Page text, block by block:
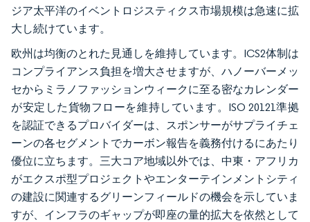
ジア太平洋のイベントロジスティクス市場規模は急速に拡
大し続けています。
欧州は均衡のとれた見通しを維持しています。ICS2体制は
コンプライアンス負担を増大させますが、ハノーバーメッ
セからミラノファッションウィークに至る密なカレンダー
が安定した貨物フローを維持しています。ISO 20121準拠
を認証できるプロバイダーは、スポンサーがサプライチェ
ーンの各セグメントでカーボン報告を義務付けるにあたり
優位に立ちます。三大コア地域以外では、中東・アフリカ
がエクスポ型プロジェクトやエンターテインメントシティ
の建設に関連するグリーンフィールドの機会を示していま
すが、インフラのギャップが即座の量的拡大を依然として